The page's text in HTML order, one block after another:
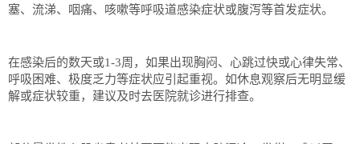
塞、流涕、咽痛、咳嗽等呼吸道感染症状或腹泻等首发症状。
在感染后的数天或1-3周，如果出现胸闷、心跳过快或心律失常、
呼吸困难、极度乏力等症状应引起重视。如休息观察后无明显缓
解或症状较重，建议及时去医院就诊进行排查。